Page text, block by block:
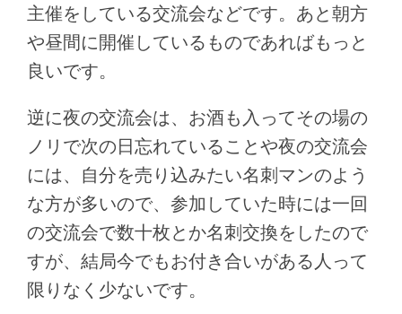
主催をしている交流会などです。あと朝方
や昼間に開催しているものであればもっと
良いです。
逆に夜の交流会は、お酒も入ってその場の
ノリで次の日忘れていることや夜の交流会
には、自分を売り込みたい名刺マンのよう
な方が多いので、参加していた時には一回
の交流会で数十枚とか名刺交換をしたので
すが、結局今でもお付き合いがある人って
限りなく少ないです。